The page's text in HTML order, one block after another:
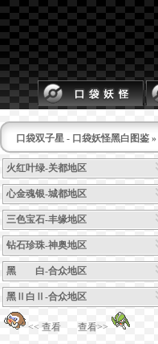
口袋双子星 - 口袋妖怪黑白图鉴 »
火红叶绿-关都地区
心金魂银-城都地区
三色宝石-丰缘地区
钻石珍珠-神奥地区
黑 白-合众地区
黑Ⅱ白Ⅱ-合众地区
<< 查看 查看>>